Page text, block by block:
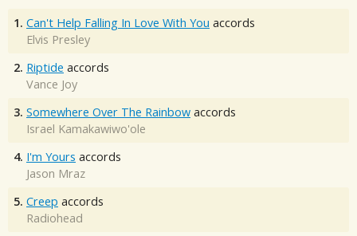
1. Can't Help Falling In Love With You accords
Elvis Presley
2. Riptide accords
Vance Joy
3. Somewhere Over The Rainbow accords
Israel Kamakawiwo'ole
4. I'm Yours accords
Jason Mraz
5. Creep accords
Radiohead